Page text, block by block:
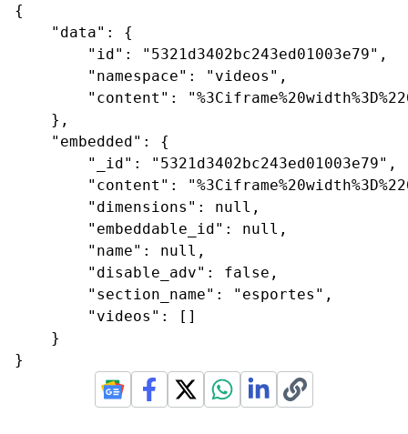
{
    "data": {
        "id": "5321d3402bc243ed01003e79",
        "namespace": "videos",
"content":
    },
    "embedded": {
        "_id": "5321d3402bc243ed01003e79",
"content":
        "dimensions": null,
        "embeddable_id": null,
        "name": null,
        "disable_adv": false,
        "section_name": "esportes",
        "videos": []
    }
}